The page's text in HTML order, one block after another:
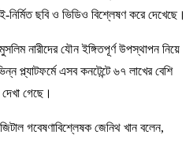
ছবি ও ভিডিও বিশ্লেষণ করে দেখেছে।
নারীদের যৌন ইঙ্গিতপূর্ণ উপস্থাপন নিয়ে
প্ল্যাটফর্মে এসব কনটেন্টে ৬৭ লাখের বেশি
গেছে।
গবেষণাবিশ্লেষক জেনিথ খান বলেন,